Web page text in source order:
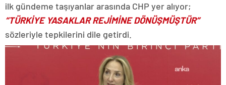
ilk gündeme taşıyanlar arasında CHP yer alıyor;
“TÜRKİYE YASAKLAR REJİMİNE DÖNÜŞMÜŞTÜR”
sözleriyle tepkilerini dile getirdi.